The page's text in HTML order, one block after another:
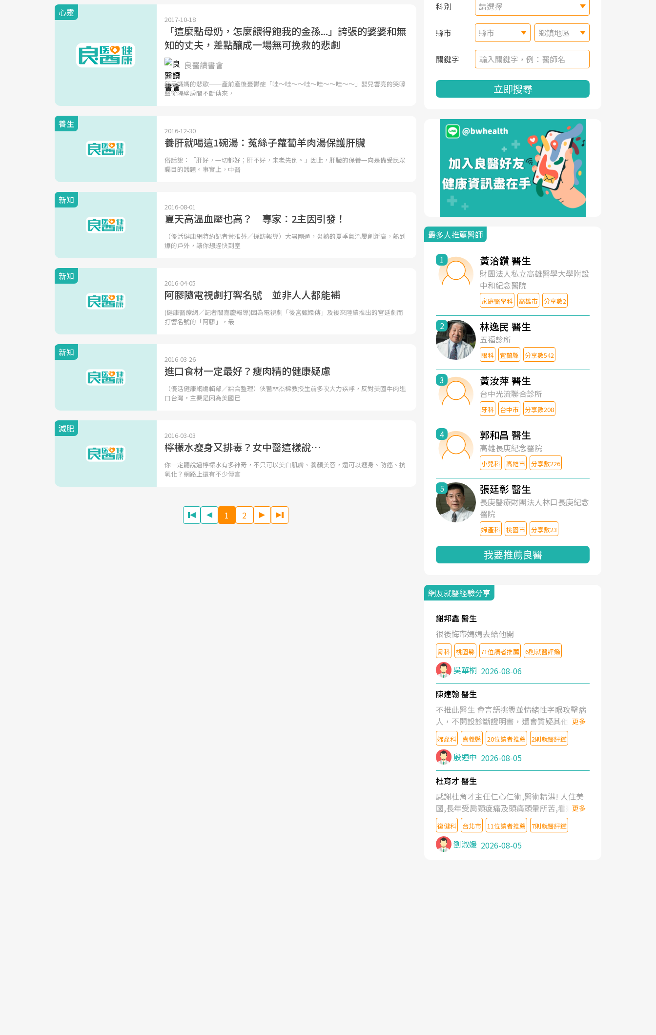
心靈
2017-10-18
「這麼點母奶，怎麼餵得飽我的金孫...」誇張的婆婆和無
知的丈夫，差點釀成一場無可挽救的悲劇
良醫讀書會
新手媽媽的悲歌──產前產後憂鬱症「哇～哇～～哇～哇～～哇～～」嬰兒響亮的哭嚎
聲從隔壁房間不斷傳來，
養生
2016-12-30
養肝就喝這1碗湯：菟絲子蘿蔔羊肉湯保護肝臟
俗話說：「肝好，一切都好；肝不好，未老先倒。」因此，肝臟的保養一向是備受民眾
矚目的議題。事實上，中醫
新知
2016-08-01
夏天高溫血壓也高？ 專家：2主因引發！
（優活健康網特約記者黃雅芬／採訪報導）大暑剛過，炎熱的夏季氣溫屢創新高，熱到
爆的戶外，讓你想趕快到室
新知
2016-04-05
阿膠隨電視劇打響名號 並非人人都能補
(健康醫療網／記者關嘉慶報導)因為電視劇「後宮甄嬛傳」及後來陸續推出的宮廷劇而
打響名號的「阿膠」，最
新知
2016-03-26
進口食材一定最好？瘦肉精的健康疑慮
（優活健康網編輯部／綜合整理）俠醫林杰樑教授生前多次大力疾呼，反對美國牛肉進
口台灣，主要是因為美國已
減肥
2016-03-03
檸檬水瘦身又排毒？女中醫這樣說…
你一定聽說過檸檬水有多神奇，不只可以美白肌膚、養顏美容，還可以瘦身、防癌、抗
氧化？網路上還有不少傳言
1 2
科別 請選擇
縣市 縣市 鄉鎮地區
關鍵字
立即搜尋
最多人推薦醫師
1 黃洽鑽 醫生
財團法人私立高雄醫學大學附設
中和紀念醫院
家庭醫學科 高雄市 分享數2
2 林逸民 醫生
五福診所
眼科 宜蘭縣 分享數542
3 黃汝萍 醫生
台中光流聯合診所
牙科 台中市 分享數208
4 郭和昌 醫生
高雄長庚紀念醫院
小兒科 高雄市 分享數226
5 張廷彰 醫生
長庚醫療財團法人林口長庚紀念
醫院
婦產科 桃園市 分享數23
我要推薦良醫
網友就醫經驗分享
謝邦鑫 醫生
很後悔帶媽媽去給他開
骨科 桃園縣 71位讀者推薦 6則就醫評鑑
吳華桐 2026-08-06
陳建翰 醫生
不推此醫生 會言語挑釁並情緒性字眼攻擊病
人，不開設診斷證明書，還會質疑其他醫生
的判斷！
更多
婦產科 嘉義縣 20位讀者推薦 2則就醫評鑑
殷迺中 2026-08-05
杜育才 醫生
感謝杜育才主任仁心仁術,醫術精湛! 人住美
國,長年受肩頸痠痛及頭痛頭暈所苦,看遍名醫
教授,做了各種檢查,也嘗試過西醫打針,中醫
針灸及物理徒手治療都沒有用,後來連吃到嗎
啡類止痛藥都效果有限,只是壓症狀,沒多久就
痛起來,多年失眠嚴重影響生活品質. 台灣親
更多
復健科 台北市 11位讀者推薦 7則就醫評鑑
劉淑媛 2026-08-05